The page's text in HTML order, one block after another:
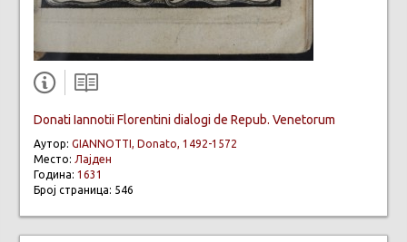
Donati Iannotii Florentini dialogi de Repub. Venetorum
Аутор: GIANNOTTI, Donato, 1492-1572
Место: Лајден
Година: 1631
Број страница: 546